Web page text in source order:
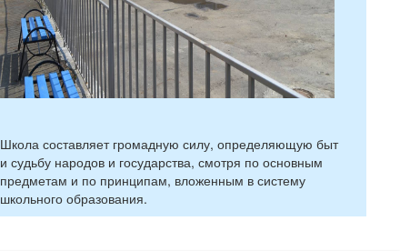
Школа составляет громадную силу, определяющую быт
и судьбу народов и государства, смотря по основным
предметам и по принципам, вложенным в систему
школьного образования.